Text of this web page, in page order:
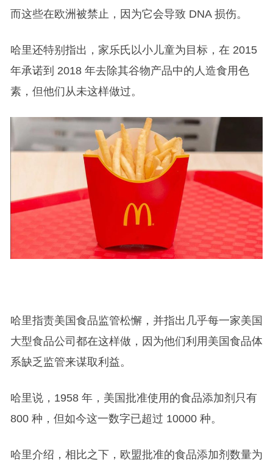
而这些在欧洲被禁止，因为它会导致 DNA 损伤。
哈里还特别指出，家乐氏以小儿童为目标，在 2015
年承诺到 2018 年去除其谷物产品中的人造食用色
素，但他们从未这样做过。
哈里指责美国食品监管松懈，并指出几乎每一家美国
大型食品公司都在这样做，因为他们利用美国食品体
系缺乏监管来谋取利益。
哈里说，1958 年，美国批准使用的食品添加剂只有
800 种，但如今这一数字已超过 10000 种。
哈里介绍，相比之下，欧盟批准的食品添加剂数量为